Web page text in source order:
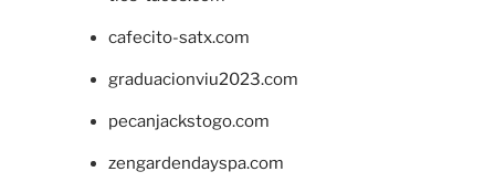
cafecito-satx.com
graduacionviu2023.com
pecanjackstogo.com
zengardendayspa.com